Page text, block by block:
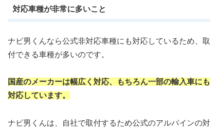
対応車種が非常に多いこと
ナビ男くんなら公式非対応車種にも対応しているため、取
付できる車種が多いのです。
国産のメーカーは幅広く対応、もちろん一部の輸入車にも
対応しています。
ナビ男くんは、自社で取付するため公式のアルパインの対